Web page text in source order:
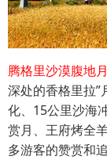
腾格里沙漠腹地
深处的香格里拉
化、15公里沙海
赏月、王府烤全
多游客的赞赏和